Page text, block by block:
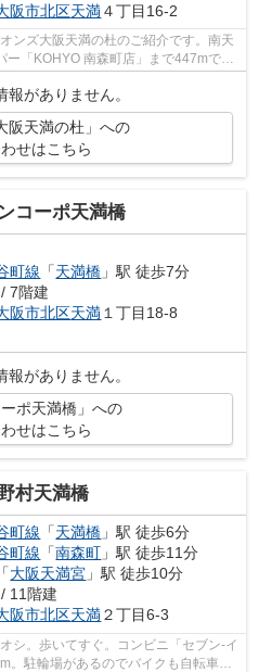
阪市北区天満４丁目16-2
ンズ大阪天満の杜のご紹介です。南天
「KOHYO 南森町店」まで447mで
がありません。
阪天満の杜」への
せはこちら
コーポ天満橋
町線 「天満橋 」駅 徒歩7分
7階建
阪市北区天満１丁目18-8
がありません。
ーポ天満橋」への
せはこちら
村天満橋
町線 「天満橋 」駅 徒歩6分
町線 「南森町 」駅 徒歩11分
「大阪天満宮 」駅 徒歩10分
11階建
阪市北区天満２丁目6-3
シ。歩いてすぐ。コンビニ「セブン‐イ
。駐輪場があるのでバイクも自転車も